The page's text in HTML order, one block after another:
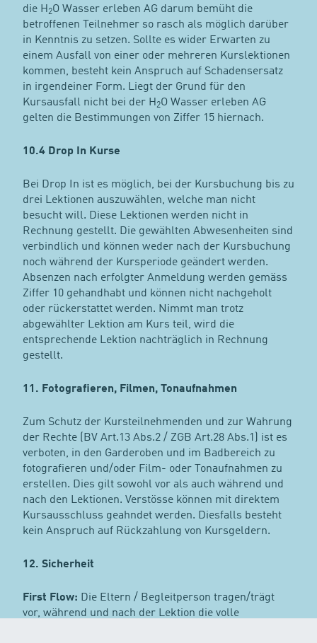
die H2O Wasser erleben AG darum bemüht die
betroffenen Teilnehmer so rasch als möglich darüber
in Kenntnis zu setzen. Sollte es wider Erwarten zu
einem Ausfall von einer oder mehreren Kurslektionen
kommen, besteht kein Anspruch auf Schadensersatz
in irgendeiner Form. Liegt der Grund für den
Kursausfall nicht bei der H2O Wasser erleben AG
gelten die Bestimmungen von Ziffer 15 hiernach.
10.4 Drop In Kurse
Bei Drop In ist es möglich, bei der Kursbuchung bis zu
drei Lektionen auszuwählen, welche man nicht
besucht will. Diese Lektionen werden nicht in
Rechnung gestellt. Die gewählten Abwesenheiten sind
verbindlich und können weder nach der Kursbuchung
noch während der Kursperiode geändert werden.
Absenzen nach erfolgter Anmeldung werden gemäss
Ziffer 10 gehandhabt und können nicht nachgeholt
oder rückerstattet werden. Nimmt man trotz
abgewählter Lektion am Kurs teil, wird die
entsprechende Lektion nachträglich in Rechnung
gestellt.
11. Fotografieren, Filmen, Tonaufnahmen
Zum Schutz der Kursteilnehmenden und zur Wahrung
der Rechte (BV Art.13 Abs.2 / ZGB Art.28 Abs.1) ist es
verboten, in den Garderoben und im Badbereich zu
fotografieren und/oder Film- oder Tonaufnahmen zu
erstellen. Dies gilt sowohl vor als auch während und
nach den Lektionen. Verstösse können mit direktem
Kursausschluss geahndet werden. Diesfalls besteht
kein Anspruch auf Rückzahlung von Kursgeldern.
12. Sicherheit
First Flow: Die Eltern / Begleitperson tragen/trägt
vor, während und nach der Lektion die volle